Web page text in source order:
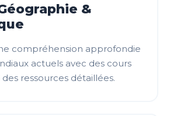
&
compréhension approfondie
actuels avec des cours
ressources détaillées.